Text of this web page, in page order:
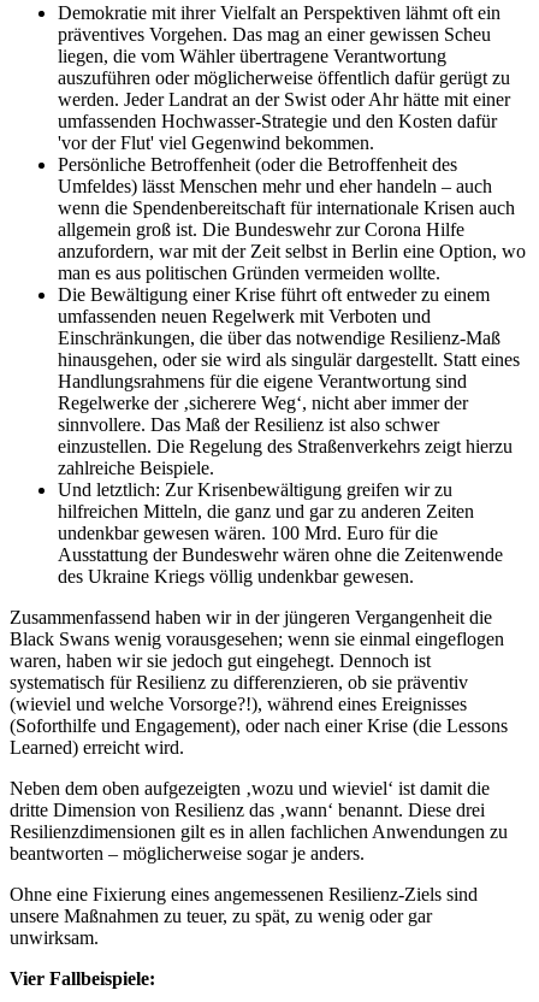
Demokratie mit ihrer Vielfalt an Perspektiven lähmt oft ein
präventives Vorgehen. Das mag an einer gewissen Scheu
liegen, die vom Wähler übertragene Verantwortung
auszuführen oder möglicherweise öffentlich dafür gerügt zu
werden. Jeder Landrat an der Swist oder Ahr hätte mit einer
umfassenden Hochwasser-Strategie und den Kosten dafür
'vor der Flut' viel Gegenwind bekommen.
Persönliche Betroffenheit (oder die Betroffenheit des
Umfeldes) lässt Menschen mehr und eher handeln – auch
wenn die Spendenbereitschaft für internationale Krisen auch
allgemein groß ist. Die Bundeswehr zur Corona Hilfe
anzufordern, war mit der Zeit selbst in Berlin eine Option, wo
man es aus politischen Gründen vermeiden wollte.
Die Bewältigung einer Krise führt oft entweder zu einem
umfassenden neuen Regelwerk mit Verboten und
Einschränkungen, die über das notwendige Resilienz-Maß
hinausgehen, oder sie wird als singulär dargestellt. Statt eines
Handlungsrahmens für die eigene Verantwortung sind
Regelwerke der ‚sicherere Weg‘, nicht aber immer der
sinnvollere. Das Maß der Resilienz ist also schwer
einzustellen. Die Regelung des Straßenverkehrs zeigt hierzu
zahlreiche Beispiele.
Und letztlich: Zur Krisenbewältigung greifen wir zu
hilfreichen Mitteln, die ganz und gar zu anderen Zeiten
undenkbar gewesen wären. 100 Mrd. Euro für die
Ausstattung der Bundeswehr wären ohne die Zeitenwende
des Ukraine Kriegs völlig undenkbar gewesen.
Zusammenfassend haben wir in der jüngeren Vergangenheit die
Black Swans wenig vorausgesehen; wenn sie einmal eingeflogen
waren, haben wir sie jedoch gut eingehegt. Dennoch ist
systematisch für Resilienz zu differenzieren, ob sie präventiv
(wieviel und welche Vorsorge?!), während eines Ereignisses
(Soforthilfe und Engagement), oder nach einer Krise (die Lessons
Learned) erreicht wird.
Neben dem oben aufgezeigten ‚wozu und wieviel‘ ist damit die
dritte Dimension von Resilienz das ‚wann‘ benannt. Diese drei
Resilienzdimensionen gilt es in allen fachlichen Anwendungen zu
beantworten – möglicherweise sogar je anders.
Ohne eine Fixierung eines angemessenen Resilienz-Ziels sind
unsere Maßnahmen zu teuer, zu spät, zu wenig oder gar
unwirksam.
Vier Fallbeispiele: